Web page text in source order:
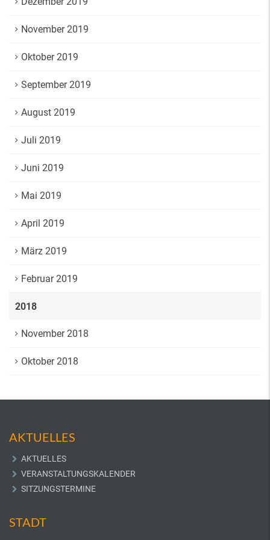
November 2019
Oktober 2019
September 2019
August 2019
Juli 2019
Juni 2019
Mai 2019
April 2019
März 2019
Februar 2019
2018
November 2018
Oktober 2018
AKTUELLES
AKTUELLES
VERANSTALTUNGSKALENDER
SITZUNGSTERMINE
STADT